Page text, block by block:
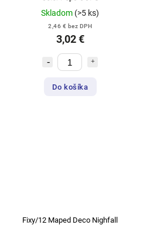
Skladom (>5 ks)
2,46 € bez DPH
3,02 €
Do košíka
Fixy/12 Maped Deco Nighfall